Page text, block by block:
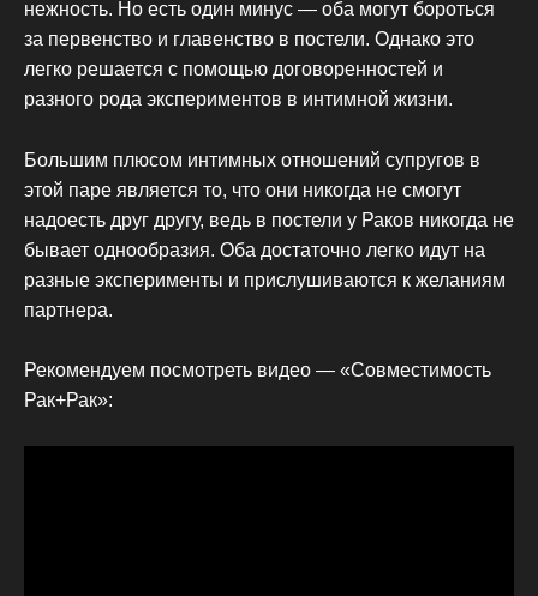
нежность. Но есть один минус — оба могут бороться
за первенство и главенство в постели. Однако это
легко решается с помощью договоренностей и
разного рода экспериментов в интимной жизни.
Большим плюсом интимных отношений супругов в
этой паре является то, что они никогда не смогут
надоесть друг другу, ведь в постели у Раков никогда не
бывает однообразия. Оба достаточно легко идут на
разные эксперименты и прислушиваются к желаниям
партнера.
Рекомендуем посмотреть видео — «Совместимость
Рак+Рак»: